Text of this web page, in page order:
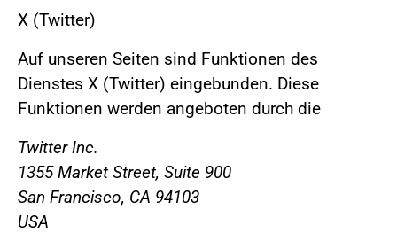
X (Twitter)
Auf unseren Seiten sind Funktionen des
Dienstes X (Twitter) eingebunden. Diese
Funktionen werden angeboten durch die
Twitter Inc.
1355 Market Street, Suite 900
San Francisco, CA 94103
USA